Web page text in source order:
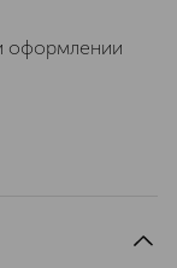
оформлении